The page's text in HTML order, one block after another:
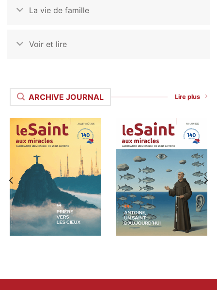
La vie de famille
Voir et lire
ARCHIVE JOURNAL Lire plus